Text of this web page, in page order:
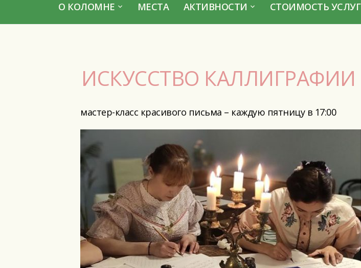
О КОЛОМНЕ МЕСТА АКТИВНОСТИ СТОИМОСТЬ УСЛУГ
ИСКУССТВО
мастер-класс красивого письма – каждую пятницу в 17:00